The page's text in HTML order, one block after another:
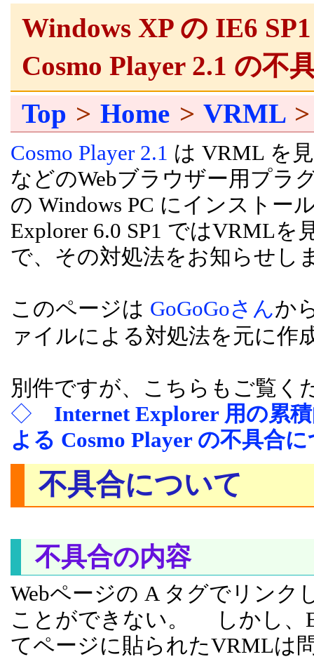
Windows XP の IE6
Cosmo Player 2.1 の不
Top >Home > VRML>
Cosmo Player 2.1 は VRML を
などのWebブラウザー用プラ
の Windows PC にインストー
Explorer 6.0 SP1 ではVRML
で、その対処法をお知らせし
このページは GoGoGoさんか
ァイルによる対処法を元に作
別件ですが、こちらもご覧く
◇ Internet Explorer 用の累
よる Cosmo Player の不具合
不具合について
不具合の内容
Webページの A タグでリン
ことができない。 しかし、
てページに貼られたVRMLは